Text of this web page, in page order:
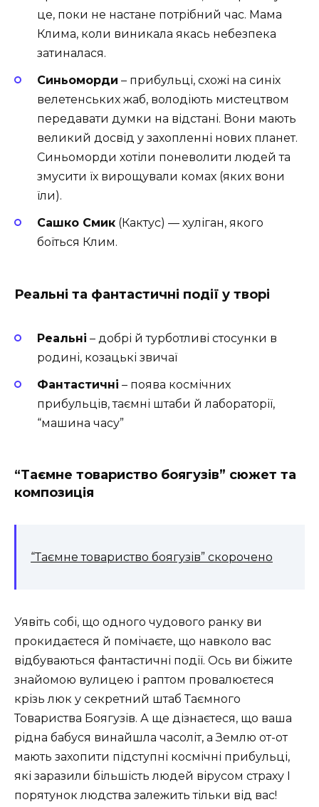
це, поки не настане потрібний час. Мама
Клима, коли виникала якась небезпека
затиналася.
Синьоморди – прибульці, схожі на синіх
велетенських жаб, володіють мистецтвом
передавати думки на відстані. Вони мають
великий досвід у захопленні нових планет.
Синьоморди хотіли поневолити людей та
змусити їх вирощували комах (яких вони
їли).
Сашко Смик (Кактус) — хуліган, якого
боїться Клим.
Реальні та фантастичні події у творі
Реальні – добрі й турботливі стосунки в
родині, козацькі звичаї
Фантастичні – поява космічних
прибульців, таємні штаби й лабораторії,
“машина часу”
“Таємне товариство боягузів” сюжет та
композиція
“Таємне товариство боягузів” скорочено
Уявіть собі, що одного чудового ранку ви
прокидаєтеся й помічаєте, що навколо вас
відбуваються фантастичні події. Ось ви біжите
знайомою вулицею і раптом провалюєтеся
крізь люк у секретний штаб Таємного
Товариства Боягузів. А ще дізнаєтеся, що ваша
рідна бабуся винайшла часоліт, а Землю от-от
мають захопити підступні космічні прибульці,
які заразили більшість людей вірусом страху І
порятунок людства залежить тільки від вас!